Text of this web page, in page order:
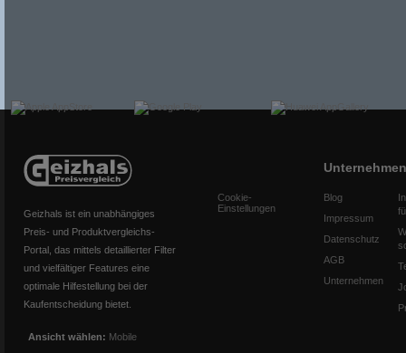
Geizhals ist ein unabhängiges
Preis- und Produktvergleichs-
Portal, das mittels detaillierter Filter
und vielfältiger Features eine
optimale Hilfestellung bei der
Kaufentscheidung bietet.
Ansicht wählen: Mobile
Cookie-
Einstellungen
Unternehmen
Blog
Impressum
Datenschutz
AGB
Unternehmen